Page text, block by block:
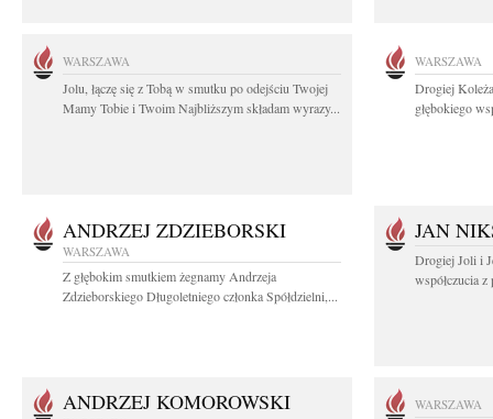
WARSZAWA
Jolu, łączę się z Tobą w smutku po odejściu Twojej
Mamy Tobie i Twoim Najbliższym składam wyrazy...
WARSZAWA
Drogiej
głębokiego
ANDRZEJ ZDZIEBORSKI
WARSZAWA
Z głębokim smutkiem żegnamy Andrzeja
Zdzieborskiego Długoletniego członka Spółdzielni,...
JAN
Drogiej Joli i
współczucia
ANDRZEJ KOMOROWSKI WARSZAWA